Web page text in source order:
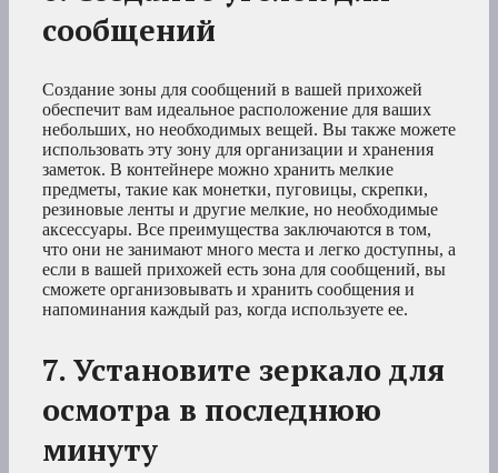
сообщений
Создание зоны для сообщений в вашей прихожей
обеспечит вам идеальное расположение для ваших
небольших, но необходимых вещей. Вы также можете
использовать эту зону для организации и хранения
заметок. В контейнере можно хранить мелкие
предметы, такие как монетки, пуговицы, скрепки,
резиновые ленты и другие мелкие, но необходимые
аксессуары. Все преимущества заключаются в том,
что они не занимают много места и легко доступны, а
если в вашей прихожей есть зона для сообщений, вы
сможете организовывать и хранить сообщения и
напоминания каждый раз, когда используете ее.
7. Установите зеркало для
осмотра в последнюю
минуту